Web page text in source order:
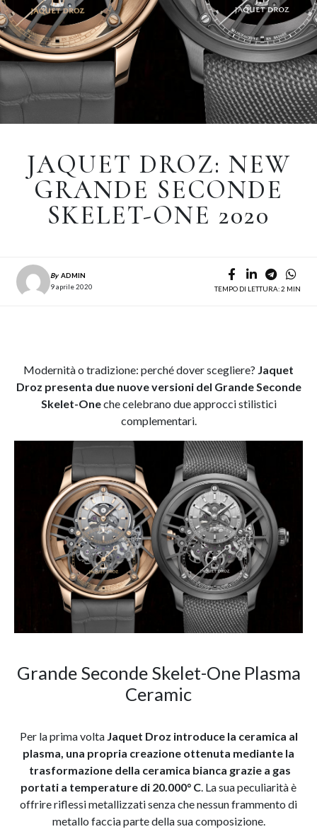
JAQUET DROZ: NEW
GRANDE SECONDE
SKELET-ONE 2020
By ADMIN
9 aprile 2020
TEMPO DI LETTURA: 2 MIN
Modernità o tradizione: perché dover scegliere? Jaquet
Droz presenta due nuove versioni del Grande Seconde
Skelet-Oneche celebrano due approcci stilistici
complementari.
Grande Seconde Skelet-One Plasma
Ceramic
Per la prima voltaJaquet Droz introduce la ceramica al
plasma, una propria creazione ottenuta mediante la
trasformazione della ceramica bianca grazie a gas
portati a temperature di 20.000° C. La sua peculiarità è
offrire riflessi metallizzati senza che nessun frammento di
metallo faccia parte della sua composizione.